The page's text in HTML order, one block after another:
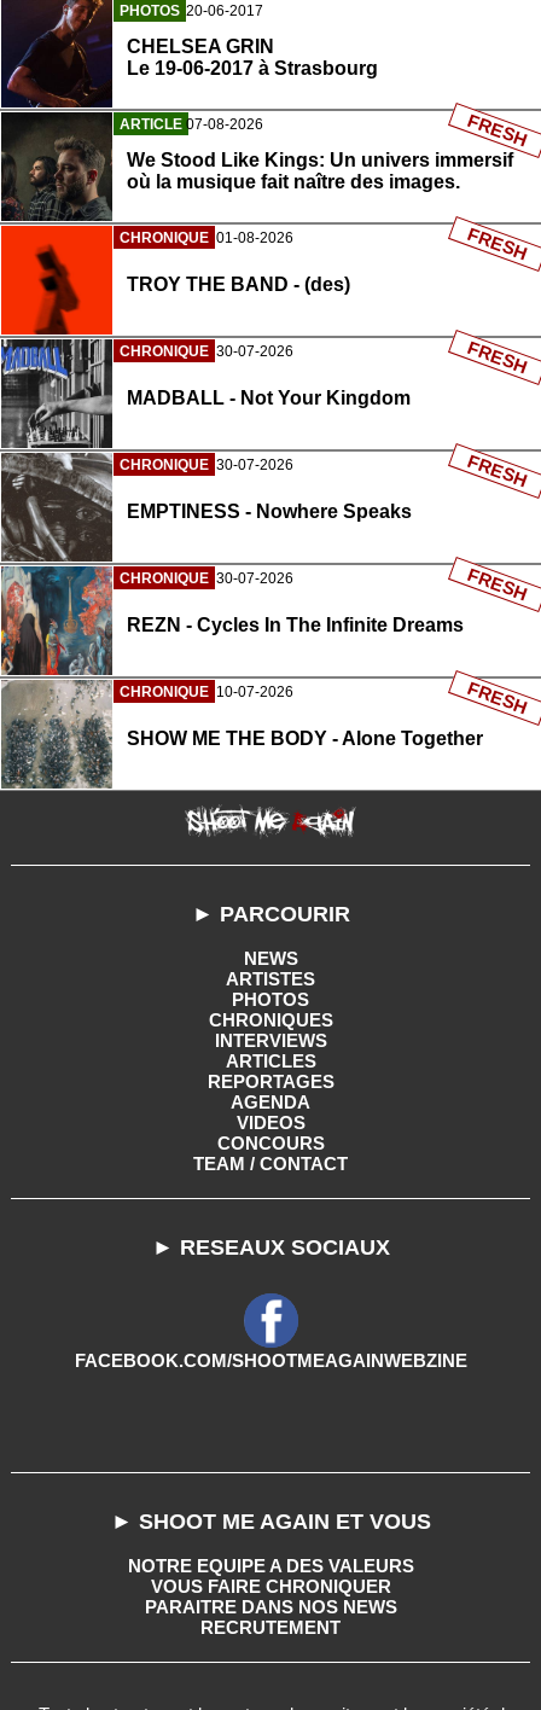
PHOTOS 20-06-2017
CHELSEA GRIN
Le 19-06-2017 à Strasbourg
ARTICLE 07-08-2026
We Stood Like Kings: Un univers immersif
où la musique fait naître des images.
FRESH
CHRONIQUE 01-08-2026
TROY THE BAND - (des)
FRESH
CHRONIQUE 30-07-2026
MADBALL - Not Your Kingdom
FRESH
CHRONIQUE 30-07-2026
EMPTINESS - Nowhere Speaks
FRESH
CHRONIQUE 30-07-2026
REZN - Cycles In The Infinite Dreams
FRESH
CHRONIQUE 10-07-2026
SHOW ME THE BODY - Alone Together
FRESH
► PARCOURIR
NEWS
ARTISTES
PHOTOS
CHRONIQUES
INTERVIEWS
ARTICLES
REPORTAGES
AGENDA
VIDEOS
CONCOURS
TEAM / CONTACT
► RESEAUX SOCIAUX
FACEBOOK.COM/SHOOTMEAGAINWEBZINE
► SHOOT ME AGAIN ET VOUS
NOTRE EQUIPE A DES VALEURS
VOUS FAIRE CHRONIQUER
PARAITRE DANS NOS NEWS
RECRUTEMENT